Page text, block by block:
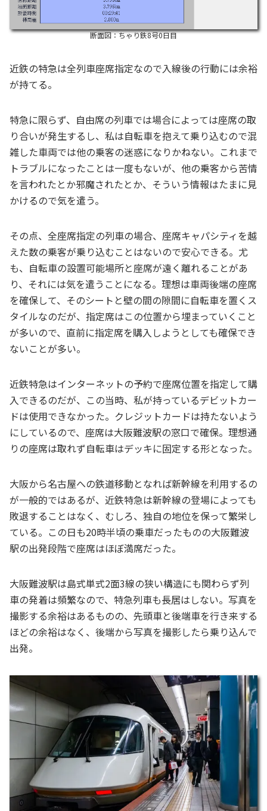
断面図：ちゃり鉄8号0日目
近鉄の特急は全列車座席指定なので入線後の行動には余裕
が持てる。
特急に限らず、自由席の列車では場合によっては座席の取
り合いが発生するし、私は自転車を抱えて乗り込むので混
雑した車両では他の乗客の迷惑になりかねない。これまで
トラブルになったことは一度もないが、他の乗客から苦情
を言われたとか邪魔されたとか、そういう情報はたまに見
かけるので気を遣う。
その点、全座席指定の列車の場合、座席キャパシティを越
えた数の乗客が乗り込むことはないので安心できる。尤
も、自転車の設置可能場所と座席が遠く離れることがあ
り、それには気を遣うことになる。理想は車両後端の座席
を確保して、そのシートと壁の間の隙間に自転車を置くス
タイルなのだが、指定席はこの位置から埋まっていくこと
が多いので、直前に指定席を購入しようとしても確保でき
ないことが多い。
近鉄特急はインターネットの予約で座席位置を指定して購
入できるのだが、この当時、私が持っているデビットカー
ドは使用できなかった。クレジットカードは持たないよう
にしているので、座席は大阪難波駅の窓口で確保。理想通
りの座席は取れず自転車はデッキに固定する形となった。
大阪から名古屋への鉄道移動となれば新幹線を利用するの
が一般的ではあるが、近鉄特急は新幹線の登場によっても
敗退することはなく、むしろ、独自の地位を保って繁栄し
ている。この日も20時半頃の乗車だったものの大阪難波
駅の出発段階で座席はほぼ満席だった。
大阪難波駅は島式単式2面3線の狭い構造にも関わらず列
車の発着は頻繁なので、特急列車も長居はしない。写真を
撮影する余裕はあるものの、先頭車と後端車を行き来する
ほどの余裕はなく、後端から写真を撮影したら乗り込んで
出発。